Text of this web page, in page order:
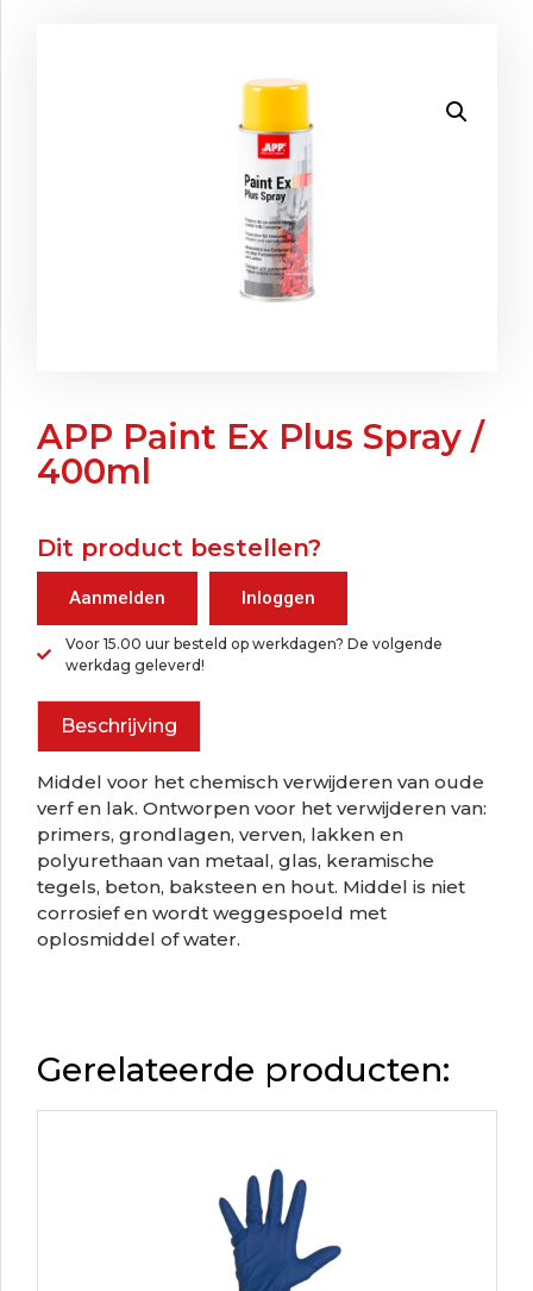
APP Paint Ex Plus Spray /
400ml
Dit product bestellen?
Aanmelden Inloggen
Voor 15.00 uur besteld op werkdagen? De volgende
werkdag geleverd!
Beschrijving
Middel voor het chemisch verwijderen van oude
verf en lak. Ontworpen voor het verwijderen van:
primers, grondlagen, verven, lakken en
polyurethaan van metaal, glas, keramische
tegels, beton, baksteen en hout. Middel is niet
corrosief en wordt weggespoeld met
oplosmiddel of water.
Gerelateerde producten: